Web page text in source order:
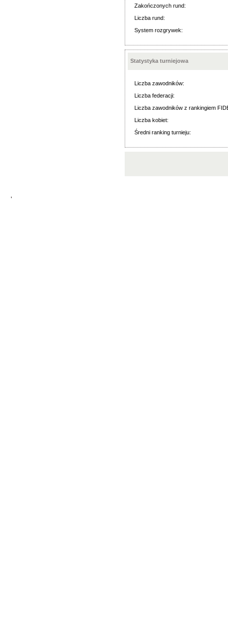
Zakończonych rund:
Liczba rund:
System rozgrywek:
Statystyka turniejowa
Liczba zawodników:
Liczba federacji:
Liczba zawodników z rankingiem
Liczba kobiet:
Średni ranking turnieju:
'